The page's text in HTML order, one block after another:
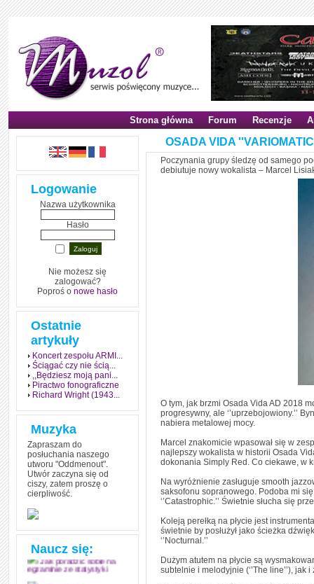
Strona główna Forum Recenzje
Logowanie
Nazwa użytkownika
Hasło
Nie możesz się
zalogować?
Poproś o nowe hasło
Ostatnie
artykuły
Koncert zespołu ARMI...
Ściągać czy nie ścią...
,,Będziesz moją pani...
Piractwo fonograficzne
Richard Wright (1943...
Muzyka
Zapraszam do
posłuchania naszego
utworu "Oddmenout".
Utwór zaczyna się od
ciszy, zatem proszę o
cierpliwość.
Naucz się:
Jak stworzyć fenomen
egzamin? Poznaj metody
Jak poradzić sobie na
egzaminie ze statystyki
OSADA VIDA
Poczynania grupy śledzę od samego
debiutuje nowy wokalista – Marcel
O tym, jak brzmi Osada Vida AD 2018
progresywny, ale ‘’uprzebojowiony.’’
nabiera metalowej mocy.
Marcel znakomicie wpasował się w
najlepszy wokalista w historii Osada
dokonania Simply Red. Co ciekawe, w
Na wyróżnienie zasługuje smooth
saksofonu sopranowego. Podoba mi się
‘’Catastrophic.’’ Świetnie słucha się
Koleją perełką na płycie jest
świetnie by posłużył jako ścieżka
‘’Nocturnal.’’
Dużym atutem na płycie są
subtelnie i melodyjnie (‘’The line’’), jak i